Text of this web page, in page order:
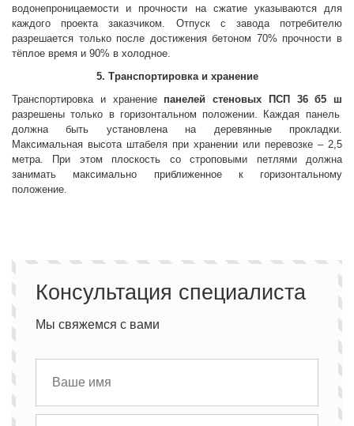
водонепроницаемости и прочности на сжатие указываются для
каждого проекта заказчиком. Отпуск с завода потребителю
разрешается только после достижения бетоном 70% прочности в
тёплое время и 90% в холодное.
5. Транспортировка и хранение
Транспортировка и хранение панелей стеновых
ПСП 36 б5 ш
разрешены только в горизонтальном положении. Каждая панель
должна быть установлена на деревянные прокладки.
Максимальная высота штабеля при хранении или перевозке – 2,5
метра. При этом плоскость со строповыми петлями должна
занимать максимально приближенное к горизонтальному
положение.
Консультация специалиста
Мы свяжемся с вами